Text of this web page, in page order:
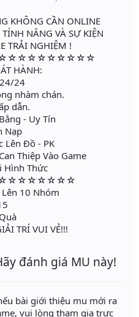
KHÔNG CẦN ONLINE
NĂNG VÀ SỰ KIỆN
TRẢI NGHIỆM !
HÀNH:
24
nhàm chán.
dẫn.
- Uy Tín
Nạp
Lên Đồ - PK
Thiệp Vào Game
Hình Thức
Lên 10 Nhóm
TRÍ VUI VẺ!!!
đánh giá MU này!
bài giới thiệu mu mới ra
vui lòng tham gia trực